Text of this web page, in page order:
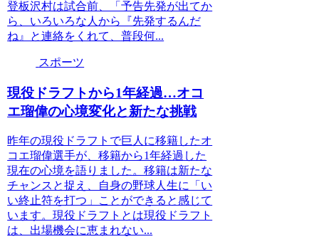
登板沢村は試合前、「予告先発が出てか
ら、いろいろな人から『先発するんだ
ね』と連絡をくれて、普段何...
スポーツ
現役ドラフトから1年経過…オコ
エ瑠偉の心境変化と新たな挑戦
昨年の現役ドラフトで巨人に移籍したオ
コエ瑠偉選手が、移籍から1年経過した
現在の心境を語りました。移籍は新たな
チャンスと捉え、自身の野球人生に「い
い終止符を打つ」ことができると感じて
います。現役ドラフトとは現役ドラフト
は、出場機会に恵まれない...